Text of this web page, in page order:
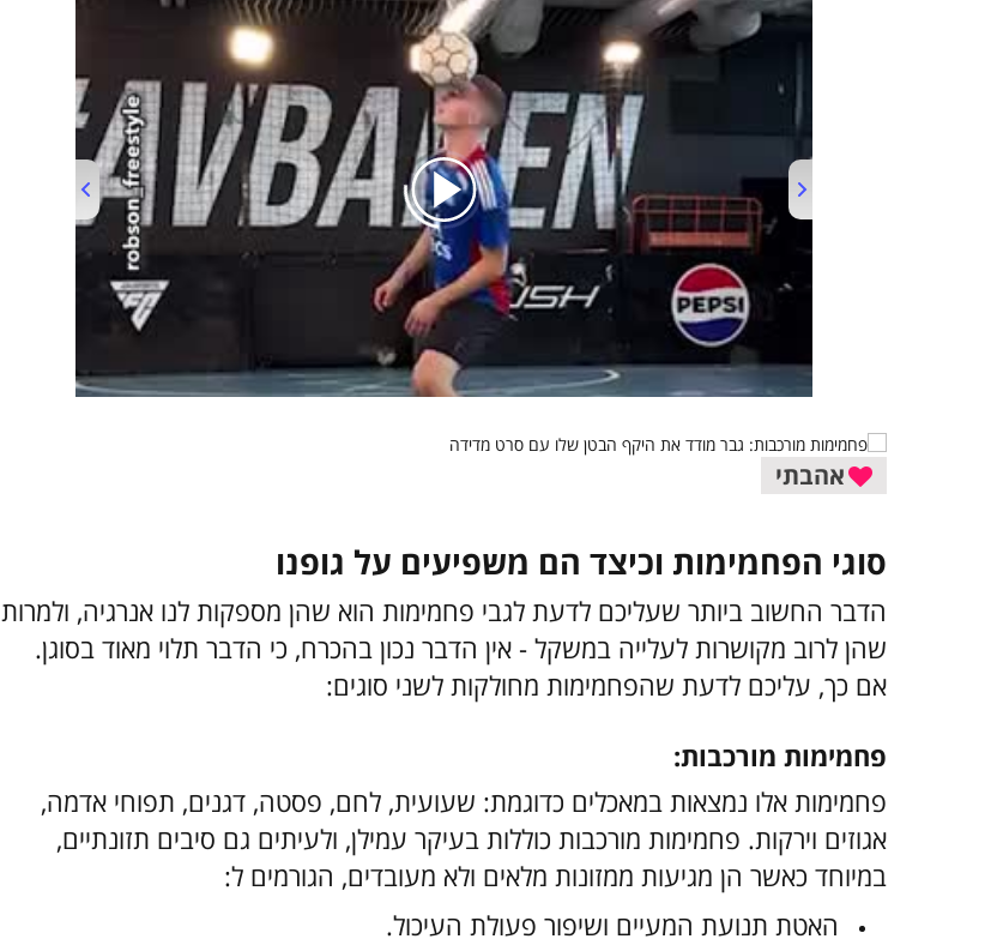
00:00/01:06
אהבתי
סוגי הפחמימות וכיצד הם משפיעים על גופנו
הדבר החשוב ביותר שעליכם לדעת לגבי פחמימות הוא שהן מספקות לנו אנרגיה, ולמרות
שהן לרוב מקושרות לעלייה במשקל - אין הדבר נכון בהכרח, כי הדבר תלוי מאוד בסוגן.
אם כך, עליכם לדעת שהפחמימות מחולקות לשני סוגים:
פחמימות מורכבות:
פחמימות אלו נמצאות במאכלים כדוגמת: שעועית, לחם, פסטה, דגנים, תפוחי אדמה,
אגוזים וירקות. פחמימות מורכבות כוללות בעיקר עמילן, ולעיתים גם סיבים תזונתיים,
במיוחד כאשר הן מגיעות ממזונות מלאים ולא מעובדים, הגורמים ל:
האטת תנועת המעיים ושיפור פעולת העיכול.